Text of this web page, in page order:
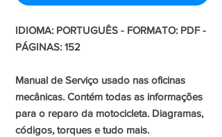
IDIOMA: PORTUGUÊS - FORMATO: PDF -
PÁGINAS: 152
Manual de Serviço usado nas oficinas
mecânicas. Contém todas as informações
para o reparo da motocicleta. Diagramas,
códigos, torques e tudo mais.